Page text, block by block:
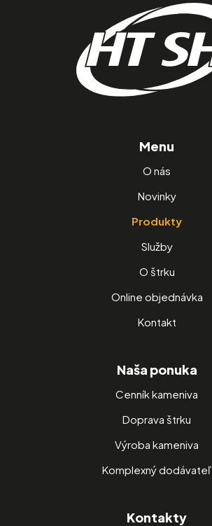
Menu
O nás
Novinky
Produkty
Služby
O štrku
Online objednávka
Kontakt
Naša ponuka
Cenník kameniva
Doprava štrku
Výroba kameniva
Komplexný dodávateľ
Kontakty